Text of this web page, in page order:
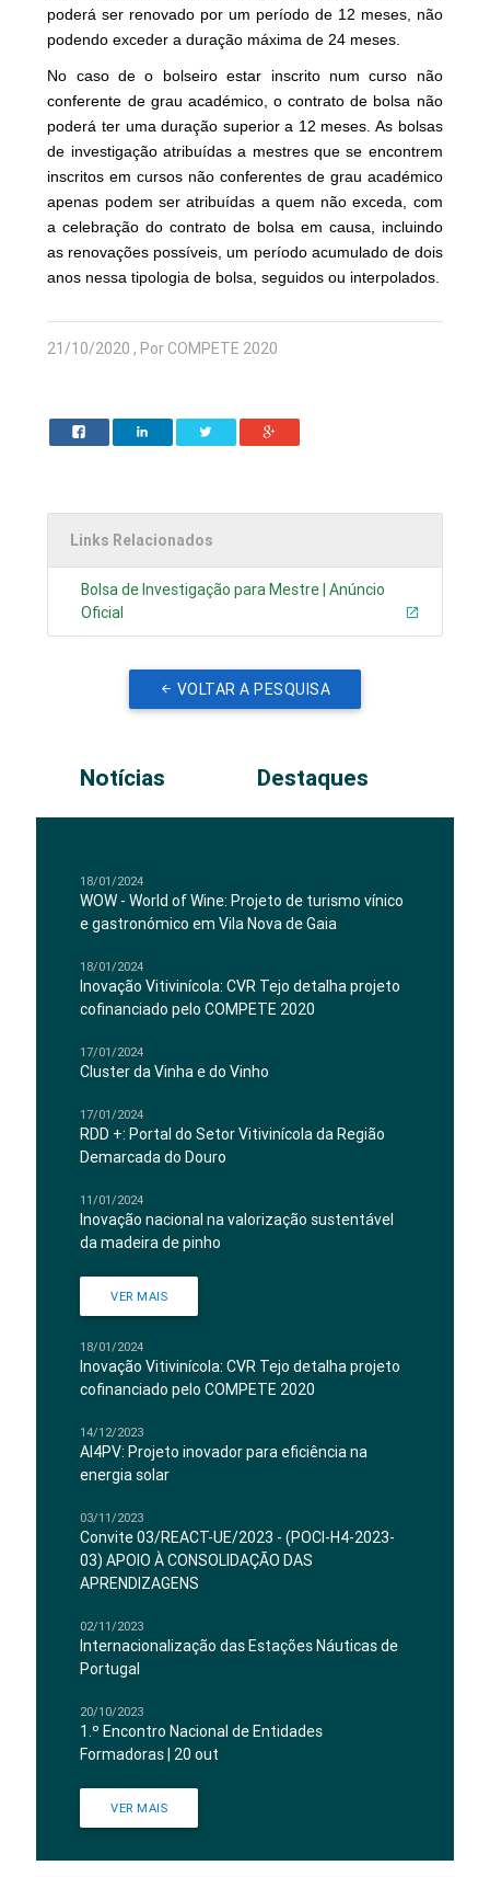
poderá ser renovado por um período de 12 meses, não
podendo exceder a duração máxima de 24 meses.
No caso de o bolseiro estar inscrito num curso não
conferente de grau académico, o contrato de bolsa não
poderá ter uma duração superior a 12 meses. As bolsas
de investigação atribuídas a mestres que se encontrem
inscritos em cursos não conferentes de grau académico
apenas podem ser atribuídas a quem não exceda, com
a celebração do contrato de bolsa em causa, incluindo
as renovações possíveis, um período acumulado de dois
anos nessa tipologia de bolsa, seguidos ou interpolados.
21/10/2020 , Por COMPETE 2020
Links Relacionados
Bolsa de Investigação para Mestre | Anúncio
Oficial
VOLTAR A PESQUISA
Notícias Destaques
18/01/2024
WOW - World of Wine: Projeto de turismo vínico
e gastronómico em Vila Nova de Gaia
18/01/2024
Inovação Vitivinícola: CVR Tejo detalha projeto
cofinanciado pelo COMPETE 2020
17/01/2024
Cluster da Vinha e do Vinho
17/01/2024
RDD +: Portal do Setor Vitivinícola da Região
Demarcada do Douro
11/01/2024
Inovação nacional na valorização sustentável
da madeira de pinho
VER MAIS
18/01/2024
Inovação Vitivinícola: CVR Tejo detalha projeto
cofinanciado pelo COMPETE 2020
14/12/2023
AI4PV: Projeto inovador para eficiência na
energia solar
03/11/2023
Convite 03/REACT-UE/2023 - (POCI-H4-2023-
03) APOIO À CONSOLIDAÇÃO DAS
APRENDIZAGENS
02/11/2023
Internacionalização das Estações Náuticas de
Portugal
20/10/2023
1.º Encontro Nacional de Entidades
Formadoras | 20 out
VER MAIS